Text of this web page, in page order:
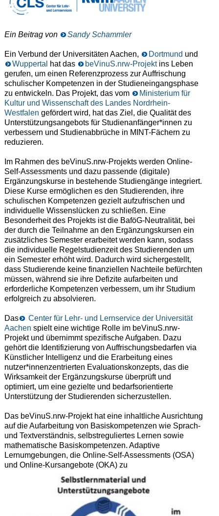
Ein Beitrag von Sandy Schammler
Ein Verbund der Universitäten Aachen, Dortmund und
Wuppertal
hat das beVinuS.nrw-Projektins Leben
gerufen, um einen Referenzprozess zur Auffrischung
schulischer Kompetenzen in der Studieneingangsphase
zu entwickeln. Das Projekt, das vom
Ministerium für
Kultur und Wissenschaft des Landes Nordrhein-
Westfalen gefördert wird, hat das Ziel, die Qualität des
Unterstützungsangebots für Studienanfänger*innen zu
verbessern und Studienabbrüche in MINT-Fächern zu
reduzieren.
Im Rahmen des beVinuS.nrw-Projekts werden Online-
Self-Assessments und dazu passende (digitale)
Ergänzungskurse in bestehende Studiengänge integriert.
Diese Kurse ermöglichen es den Studierenden, ihre
schulischen Kompetenzen gezielt aufzufrischen und
individuelle Wissenslücken zu schließen. Eine
Besonderheit des Projekts ist die BaföG-Neutralität, bei
der durch die Teilnahme an den Ergänzungskursen ein
zusätzliches Semester erarbeitet werden kann, sodass
die individuelle Regelstudienzeit des Studierenden um
ein Semester erhöht wird. Dadurch wird sichergestellt,
dass Studierende keine finanziellen Nachteile befürchten
müssen, während sie ihre Defizite aufarbeiten und
erforderliche Kompetenzen verbessern, um ihr Studium
erfolgreich zu absolvieren.
Das
Center für Lehr- und Lernservice der Universität
Aachen spielt eine wichtige Rolle im beVinuS.nrw-
Projekt und übernimmt spezifische Aufgaben. Dazu
gehört die Identifizierung von Auffrischungsbedarfen via
Künstlicher Intelligenz und die Erarbeitung eines
nutzer*innenzentrierten Evaluationskonzepts, das die
Wirksamkeit der Ergänzungskurse überprüft und
optimiert, um eine gezielte und bedarfsorientierte
Unterstützung der Studierenden sicherzustellen.
Das beVinuS.nrw-Projekt hat eine inhaltliche Ausrichtung
auf die Aufarbeitung von Basiskompetenzen wie Sprach-
und Textverständnis, selbstreguliertes Lernen sowie
mathematische Basiskompetenzen. Adaptive
Lernumgebungen, die Online-Self-Assessments (OSA)
und Online-Kursangebote (OKA) zu